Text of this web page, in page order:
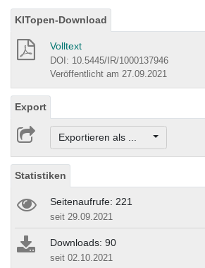
KITopen-Download
Volltext
DOI: 10.5445/IR/1000137946
Veröffentlicht am 27.09.2021
Export
Exportieren als ...
Statistiken
Seitenaufrufe: 221
seit 29.09.2021
Downloads: 90
seit 02.10.2021